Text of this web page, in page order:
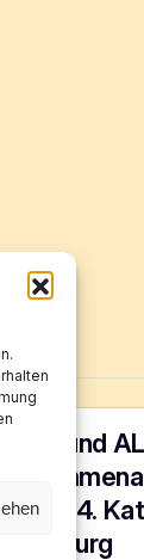
VkdL und
des 104.
Würzburg